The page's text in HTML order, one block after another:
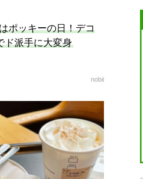
ポッキーの日！デコ
ド派手に大変身
nobii